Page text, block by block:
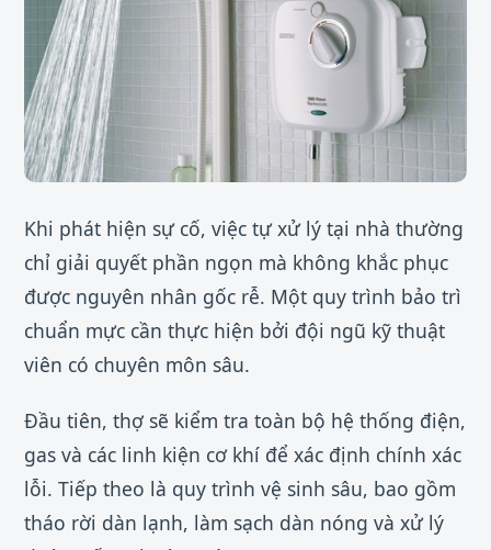
Khi phát hiện sự cố, việc tự xử lý tại nhà thường
chỉ giải quyết phần ngọn mà không khắc phục
được nguyên nhân gốc rễ. Một quy trình bảo trì
chuẩn mực cần thực hiện bởi đội ngũ kỹ thuật
viên có chuyên môn sâu.
Đầu tiên, thợ sẽ kiểm tra toàn bộ hệ thống điện,
gas và các linh kiện cơ khí để xác định chính xác
lỗi. Tiếp theo là quy trình vệ sinh sâu, bao gồm
tháo rời dàn lạnh, làm sạch dàn nóng và xử lý